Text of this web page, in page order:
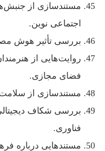
مستندسازی از
اجتماعی نوین.
بررسی تأثیر هوش
روایت‌هایی از
فضای مجازی.
مستندسازی از سلامت
بررسی شکاف
فناوری.
مستندهایی درباره